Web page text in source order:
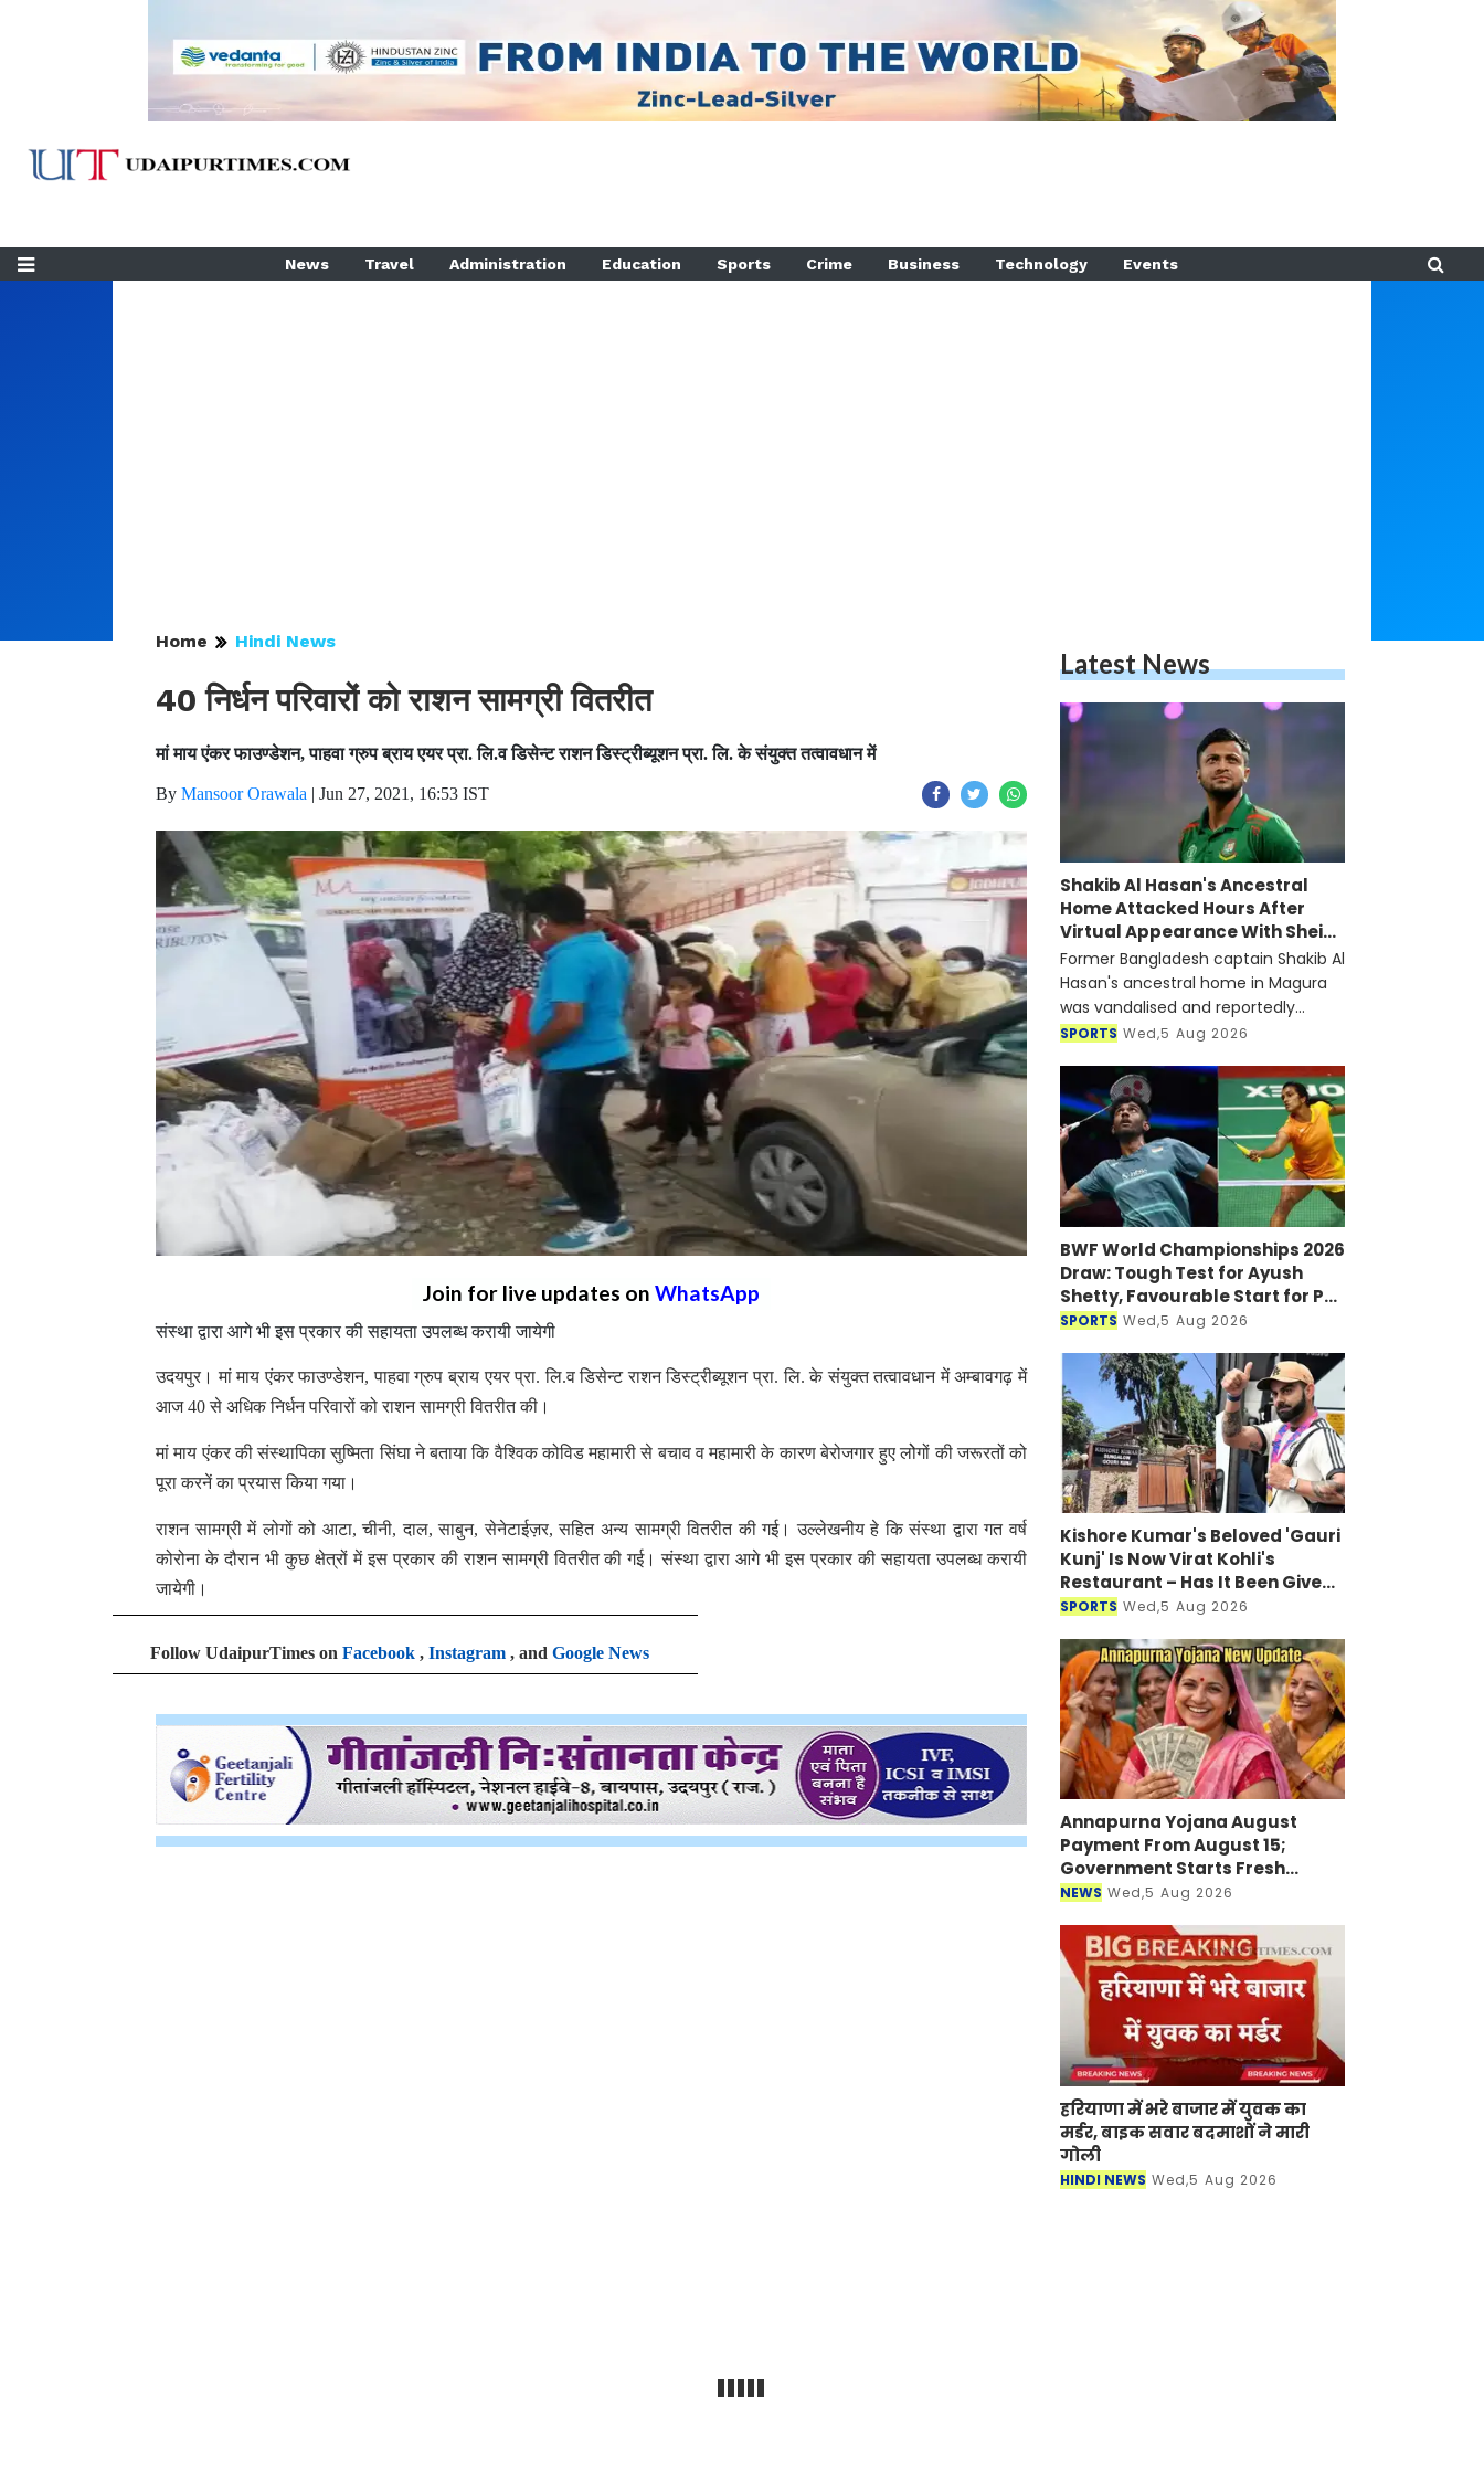
News Travel Administration Education Sports Crime Business Technology Events
Home Hindi News
40 निर्धन परिवारों को राशन सामग्री वितरीत
मां माय एंकर फाउण्डेशन, पाहवा ग्रुप ब्राय एयर प्रा. लि.व डिसेन्ट राशन डिस्ट्रीब्यूशन प्रा. लि. के संयुक्त तत्वावधान में
By Mansoor Orawala | Jun 27, 2021, 16:53 IST
Join for live updates on WhatsApp
संस्था द्वारा आगे भी इस प्रकार की सहायता उपलब्ध करायी जायेगी
उदयपुर। मां माय एंकर फाउण्डेशन, पाहवा ग्रुप ब्राय एयर प्रा. लि.व डिसेन्ट राशन डिस्ट्रीब्यूशन प्रा. लि. के संयुक्त तत्वावधान में अम्बावगढ़ में
आज 40 से अधिक निर्धन परिवारों को राशन सामग्री वितरीत की।
मां माय एंकर की संस्थापिका सुष्मिता सिंघा ने बताया कि वैश्विक कोविड महामारी से बचाव व महामारी के कारण बेरोजगार हुए लोेगों की जरूरतों को
पूरा करनें का प्रयास किया गया।
राशन सामग्री में लोगों को आटा, चीनी, दाल, साबुन, सेनेटाईज़र, सहित अन्य सामग्री वितरीत की गई। उल्लेखनीय हे कि संस्था द्वारा गत वर्ष
कोरोना के दौरान भी कुछ क्षेत्रों में इस प्रकार की राशन सामग्री वितरीत की गई। संस्था द्वारा आगे भी इस प्रकार की सहायता उपलब्ध करायी
जायेगी।
Follow UdaipurTimes on Facebook , Instagram , and Google News
Latest News
Shakib Al Hasan's Ancestral
Home Attacked Hours After
Virtual Appearance With Sheikh
Hasina
Former Bangladesh captain Shakib Al
Hasan's ancestral home in Magura
was vandalised and reportedly
targeted with a petrol bomb shortly
conference alongside Sheikh Hasi
SPORTS Wed,5 Aug 2026
BWF World Championships 2026
Draw: Tough Test for Ayush
Shetty, Favourable Start for PV
Sindhu
SPORTS Wed,5 Aug 2026
Kishore Kumar's Beloved 'Gauri
Kunj' Is Now Virat Kohli's
Restaurant – Has It Been Given
a New Look?
SPORTS Wed,5 Aug 2026
Annapurna Yojana August
Payment From August 15;
Government Starts Fresh
Verification Drive
NEWS Wed,5 Aug 2026
हरियाणा में भरे बाजार में युवक का
मर्डर, बाइक सवार बदमाशों ने मारी
गोली
HINDI NEWS Wed,5 Aug 2026